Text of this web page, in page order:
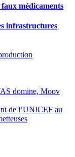
médicaments
infrastructures
domine, Moov
de l’UNICEF au